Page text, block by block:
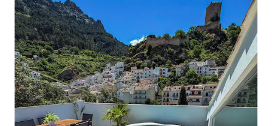
extra kaufen, Ölmuscheln, Weinkeller
besuchen und Olivenöl, Honig- und
Weinverkostung und -kombination
besuchen kannst. Wir haben Ihnen bei
uns Informationen darüber hinterlassen.